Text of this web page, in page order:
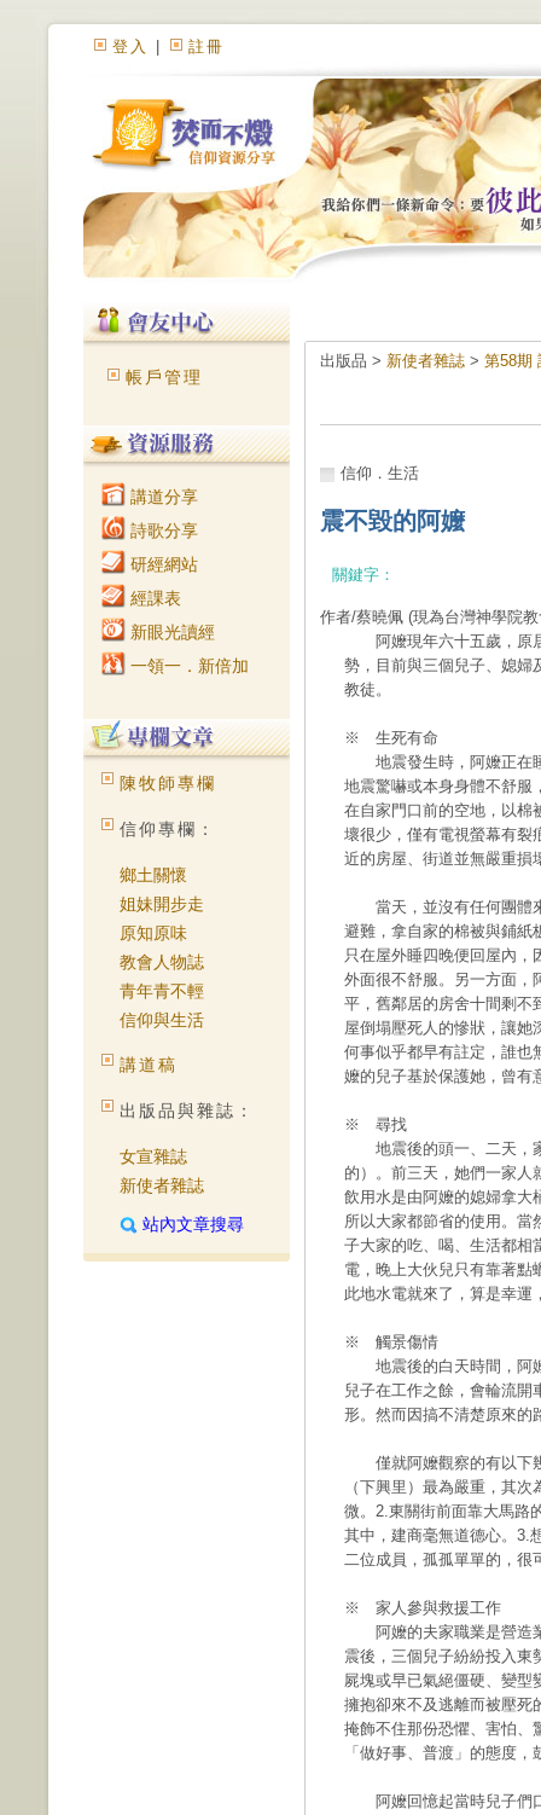
登入 註冊
帳戶管理
講道分享
詩歌分享
研經網站
經課表
新眼光讀經
一領一．新倍加
陳牧師專欄
信仰專欄：
鄉土關懷
姐妹開步走
原知原味
教會人物誌
青年青不輕
信仰與生活
講道稿
出版品與雜誌：
女宣雜誌
新使者雜誌
站內文章搜尋
出版品 > 新使者雜誌 > 第58期
信仰．生活
震不毀的阿嬤
關鍵字：
作者/蔡曉佩 (現為台灣神學院
阿嬤現年六十五歲，原居
勢，目前與三個兒子、媳婦
教徒。
※ 生死有命
地震發生時，阿嬤正在睡
地震驚嚇或本身身體不舒服
在自家門口前的空地，以棉
壞很少，僅有電視螢幕有裂
近的房屋、街道並無嚴重損
當天，並沒有任何團體來
避難，拿自家的棉被與鋪紙
只在屋外睡四晚便回屋內，
外面很不舒服。另一方面，
平，舊鄰居的房舍十間剩不
屋倒塌壓死人的慘狀，讓
何事似乎都早有註定，誰也
嬤的兒子基於保護她，曾有
※ 尋找
地震後的頭一、二天，
的）。前三天，她們一家人
飲用水是由阿嬤的媳婦拿大
所以大家都節省的使用。當
子大家的吃、喝、生活都相
電，晚上大伙兒只有靠著點
此地水電就來了，算是幸運
※ 觸景傷情
地震後的白天時間，阿嬤
兒子在工作之餘，會輪流開
形。然而因搞不清楚原來的
僅就阿嬤觀察的有以下
（下興里）最為嚴重，其
微。2.東關街前面靠大馬路
其中，建商毫無道德心。3.
二位成員，孤孤單單的，很
※ 家人參與救援工作
阿嬤的夫家職業是營造業
震後，三個兒子紛紛投入東
屍塊或早已氣絕僵硬、變型
擁抱卻來不及逃離而被壓死
掩飾不住那份恐懼、害怕、
「做好事、普渡」的態度
阿嬤回憶起當時兒子們口